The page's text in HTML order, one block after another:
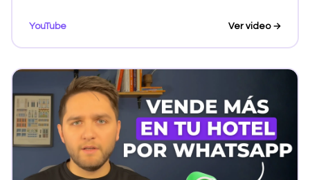
YouTube Ver video →